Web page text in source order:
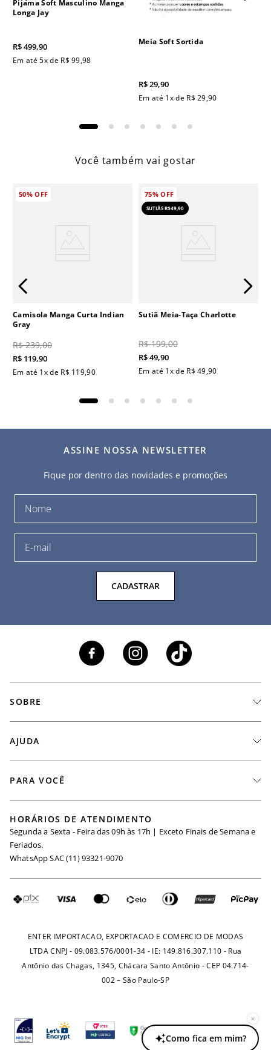
Pijama Soft Masculino Manga
Longa Jay
R$499,90
Em até5x de R$ 99,98
Meia Soft Sortida
R$29,90
Em até 1x de R$ 29,90
Você também vai gostar
50%OFF
Camisola Manga Curta Indian
Gray
R$ 239,00
R$ 119,90
Em até 1x de R$ 119,90
75%OFF
SUTIÃS R$49,90
Sutiã Meia-Taça Charlotte
R$ 199,00
R$49,90
Em até 1x de R$ 49,90
ASSINE NOSSA NEWSLETTER
Fique por dentro das novidades e promoções
CADASTRAR
SOBRE
Seja um Revendedor
Igualdade Salarial
Requisição de Dados
AJUDA
Minha Conta
Trocas
Fretes e Tarifas
PARA VOCÊ
Maternidade
Seja um Afiliado
HORÁRIOS DE ATENDIMENTO
Segunda a Sexta - Feira das 09h às 17h | Exceto Finais de Semana e
Feriados.
WhatsApp SAC (11) 93321-9070
ENTER IMPORTACAO, EXPORTACAO E COMERCIO DE MODAS
LTDA CNPJ - 09.083.576/0001-34 - IE: 149.816.307.110 - Rua
Antônio das Chagas, 1345, Chácara Santo Antônio - CEP 04.714-
002 – São Paulo-SP
×
Como fica em mim?